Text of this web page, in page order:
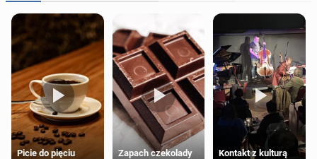
Picie do pięciu
Zapach czekolady
Kontakt z kulturą